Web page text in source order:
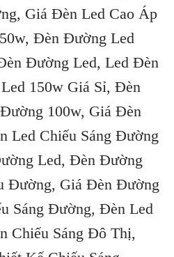
Giá Đèn Led Cao Áp
Đèn Đường Led
Đường Led, Led Đèn
150w Giá Sỉ, Đèn
100w, Giá Đèn
Led Chiếu Sáng Đường
Led, Đèn Đường
Đường, Giá Đèn Đường
Sáng Đường, Đèn Led
Chiếu Sáng Đô Thị,